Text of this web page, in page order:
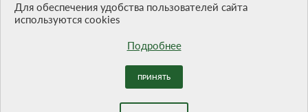
Официальный
При цитировании материалов ссылка на сайт обязательна.
БЕЛТА
Для обеспечения удобства пользователей сайта
используются cookies
Подробнее
ПРИНЯТЬ